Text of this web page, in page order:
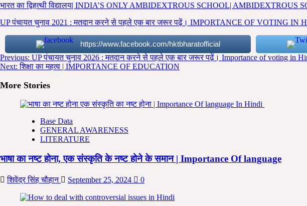
भारत का द्विहत्थी विद्यालय| INDIA’S ONLY AMBIDEXTROUS SCHOOL| AMBIDEXTROUS
UP पंचायत चुनाव 2021 : मतदान करने से पहले एक बार जरूर पढ़ें। IMPORTANCE OF VOTING IN
https://www.facebook.com/hktbharatofficial
Post
navigation
Previous: UP पंचायत चुनाव 2026 : मतदान करने से पहले एक बार जरूर पढ़ें। Importance of voting in
Next:शिक्षा का महत्व | IMPORTANCE OF EDUCATION
More Stories
Base Data
GENERAL AWARENESS
LITERATURE
भाषा का नष्ट होना, एक संस्कृति के नष्ट होने के समान | Importance Of language
शिवेंद्र सिंह चौहान September 25, 2024 0